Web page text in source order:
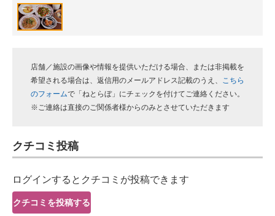
ビジネスと働き方のヒント
企業ITのトレンドを詳説
経営リーダーのコミュニティ
ITエンジニア向け専門サイト
企業向けIT製品の総合サイト
IT製品の技術・比較・事例
店舗／施設の画像や情報を提供いただける場合、または非掲載を
希望される場合は、返信用のメールアドレス記載のうえ、
こちら
のフォームで「ねとらぼ」にチェックを付けてご連絡ください。
※ご連絡は直接のご関係者様からのみとさせていただきます
クチコミ投稿
ログインするとクチコミが投稿できます
クチコミを投稿する